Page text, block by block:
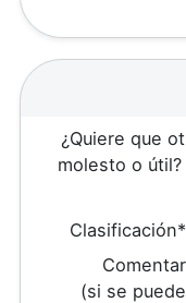
¿Quiere que
molesto o
Clasificación*
Comentar
(si se puede